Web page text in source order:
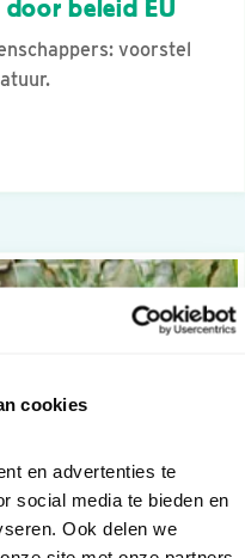
cookies
en advertenties te
social media te bieden en
Ook delen we
beleid EU
voorstel